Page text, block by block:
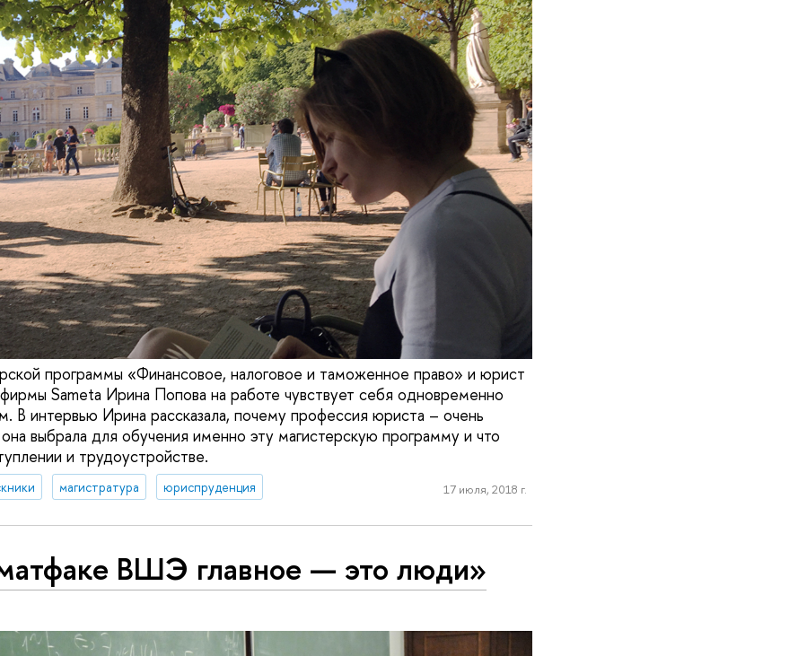
программы «Финансовое, налоговое и таможенное право» и юрист
фирмы Sameta Ирина Попова на работе чувствует себя одновременно
В интервью Ирина рассказала, почему профессия юриста – очень
выбрала для обучения именно эту магистерскую программу и что
и трудоустройстве.
магистратура юриспруденция 17 июля, 2018 г.
ВШЭ главное — это люди»